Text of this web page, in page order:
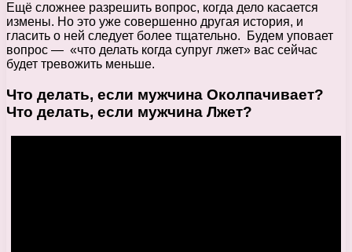
Ещё сложнее разрешить вопрос, когда дело касается
измены. Но это уже совершенно другая история, и
гласить о ней следует более тщательно. Будем уповает
вопрос — «что делать когда супруг лжет» вас сейчас
будет тревожить меньше.
Что делать, если мужчина Околпачивает?
Что делать, если мужчина Лжет?